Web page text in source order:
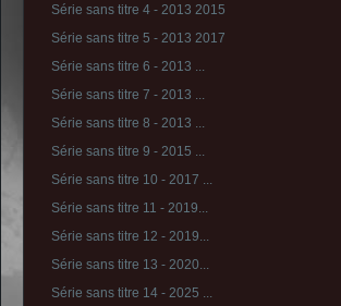
Série sans titre 4 - 2013 2015
Série sans titre 5 - 2013 2017
Série sans titre 6 - 2013 ...
Série sans titre 7 - 2013 ...
Série sans titre 8 - 2013 ...
Série sans titre 9 - 2015 ...
Série sans titre 10 - 2017 ...
Série sans titre 11 - 2019...
Série sans titre 12 - 2019...
Série sans titre 13 - 2020...
Série sans titre 14 - 2025 ...